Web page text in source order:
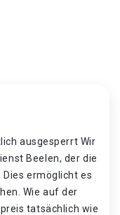
ausgesperrt Wir
Beelen, der die
ermöglicht es
Wie auf der
tatsächlich wie